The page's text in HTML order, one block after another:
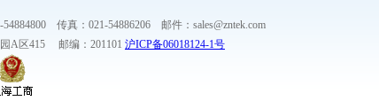
传真：021-54886206 邮件：sales@zntek.com
A区415 邮编：201101 沪ICP备06018124-1号